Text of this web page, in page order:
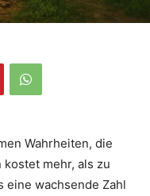
Wahrheiten, die
mehr, als zu
eine wachsende Zahl